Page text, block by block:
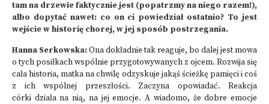
tam na drzewie faktycznie jest (popatrzmy na niego razem!),
albo dopytać nawet: co on ci powiedział ostatnio? To jest
wejście w historię chorej, w jej sposób postrzegania.
Hanna Serkowska:Ona dokładnie tak reaguje, bo dalej jest mowa
o tych posiłkach wspólnie przygotowywanych z ojcem. Rozwija się
cała historia, matka na chwilę odzyskuje jakąś ścieżkę pamięci i coś
z ich wspólnej przeszłości. Zaczyna opowiadać. Reakcja
córki działa na nią, na jej emocje. A wiadomo, że dobre emocje